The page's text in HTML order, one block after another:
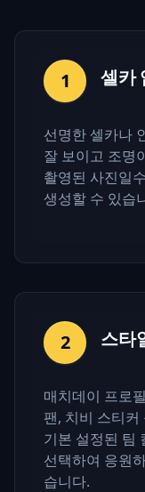
1 셀카
선명한 셀카나
잘 보이고 조명
촬영된 사진일
생성할 수 있습
2 스타
매치데이 프로
팬, 치비 스티
기본 설정된 팀
선택하여 응원
습니다.